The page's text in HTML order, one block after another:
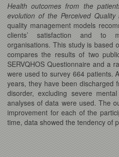
Health outcomes from the
evolution of the Perceived
quality management models
clients’ satisfaction and to
organisations. This study is based
compares the results of two
SERVQHOS Questionnaire and a
were used to survey 664 patients.
years, they have been discharged
disorder, excluding severe
analyses of data were used. The
improvement for each of the
time, data showed the tendency of